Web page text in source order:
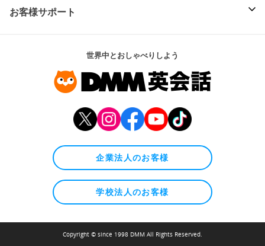
お客様サポート
世界中とおしゃべりしよう
企業法人のお客様
学校法人のお客様
Copyright © since 1998 DMM All Rights Reserved.